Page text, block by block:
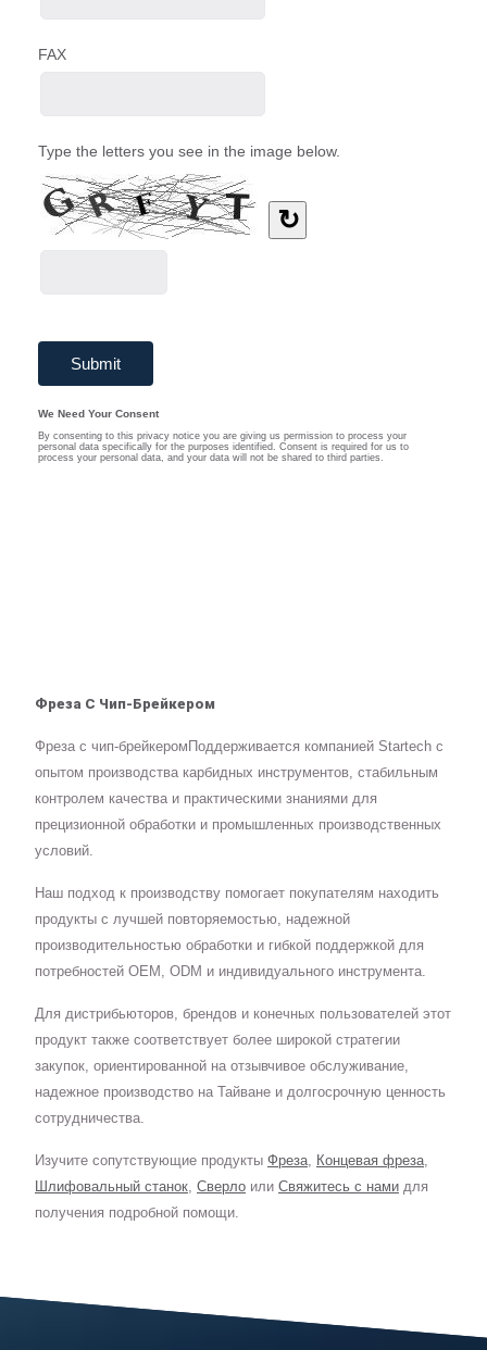
Фреза С Чип-Брейкером
Фреза с чип-брейкеромПоддерживается компанией Startech с
опытом производства карбидных инструментов, стабильным
контролем качества и практическими знаниями для
прецизионной обработки и промышленных производственных
условий.
Наш подход к производству помогает покупателям находить
продукты с лучшей повторяемостью, надежной
производительностью обработки и гибкой поддержкой для
потребностей OEM, ODM и индивидуального инструмента.
Для дистрибьюторов, брендов и конечных пользователей этот
продукт также соответствует более широкой стратегии
закупок, ориентированной на отзывчивое обслуживание,
надежное производство на Тайване и долгосрочную ценность
сотрудничества.
Изучите сопутствующие продукты Фреза, Концевая фреза,
Шлифовальный станок, Сверло или Свяжитесь с нами для
получения подробной помощи.